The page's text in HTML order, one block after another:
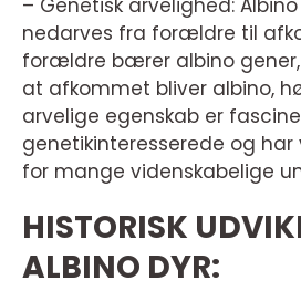
– Genetisk arvelighed:
nedarves fra forældre til
forældre bærer albino
at afkommet bliver albino,
arvelige egenskab er
genetikinteresserede og
for mange videnskabelige
HISTORISK
ALBINO DYR: